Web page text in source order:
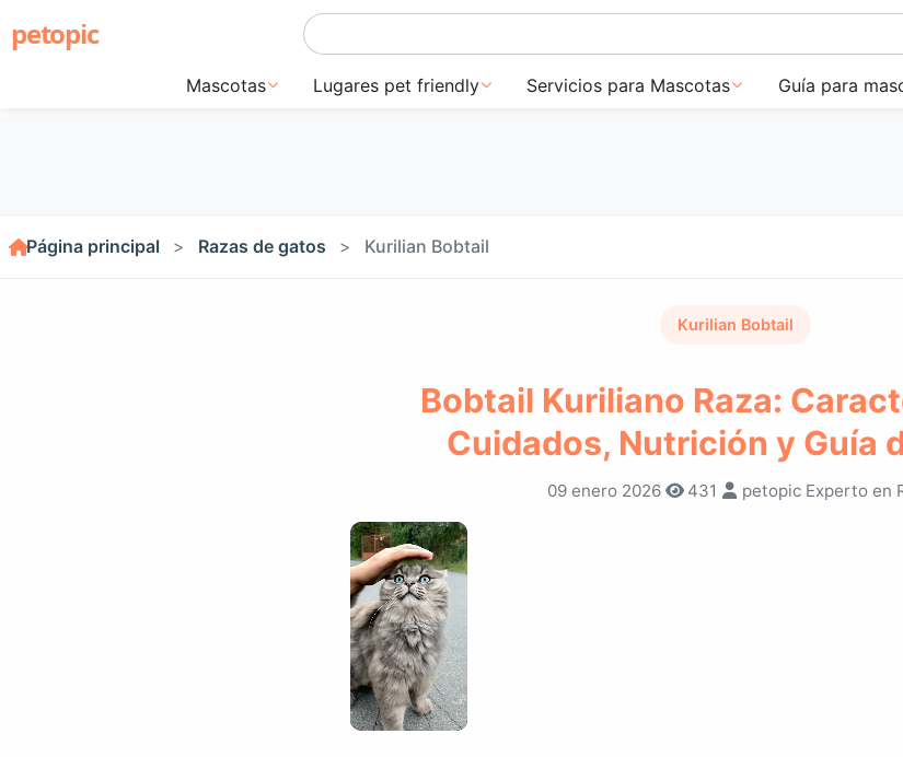
petopic
Mascotas Lugares pet friendly Servicios para Mascotas Guía para
Página principal Razas de gatos Kurilian Bobtail
Kurilian Bobtail
Bobtail Kuriliano Raza:
Cuidados, Nutrición y Guía
09 enero 2026 431 petopic Experto en